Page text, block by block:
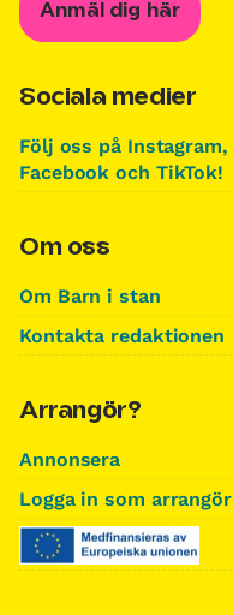
Anmäl dig här
Sociala medier
Följ oss på Instagram,
Facebook och TikTok!
Om oss
Om Barn i stan
Kontakta redaktionen
Arrangör?
Annonsera
Logga in som arrangör